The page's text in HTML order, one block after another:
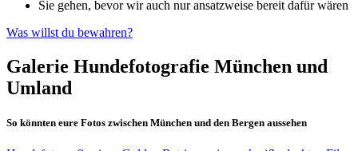
Sie gehen, bevor wir auch nur ansatzweise bereit dafür wären
Was willst du bewahren?
Galerie Hundefotografie München und
Umland
So könnten eure Fotos zwischen München und den Bergen aussehen